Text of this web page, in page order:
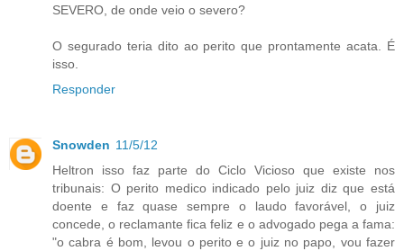
SEVERO, de onde veio o severo?
O segurado teria dito ao perito que prontamente acata. É
isso.
Responder
Snowden 11/5/12
Heltron isso faz parte do Ciclo Vicioso que existe nos
tribunais: O perito medico indicado pelo juiz diz que está
doente e faz quase sempre o laudo favorável, o juiz
concede, o reclamante fica feliz e o advogado pega a fama:
"o cabra é bom, levou o perito e o juiz no papo, vou fazer